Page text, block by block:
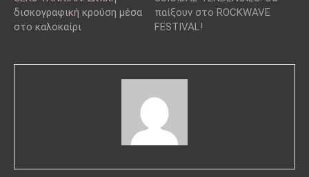
δισκογραφική κρούση μέσα
στο καλοκαίρι
παίξουν στο ROCKWAVE
FESTIVAL!